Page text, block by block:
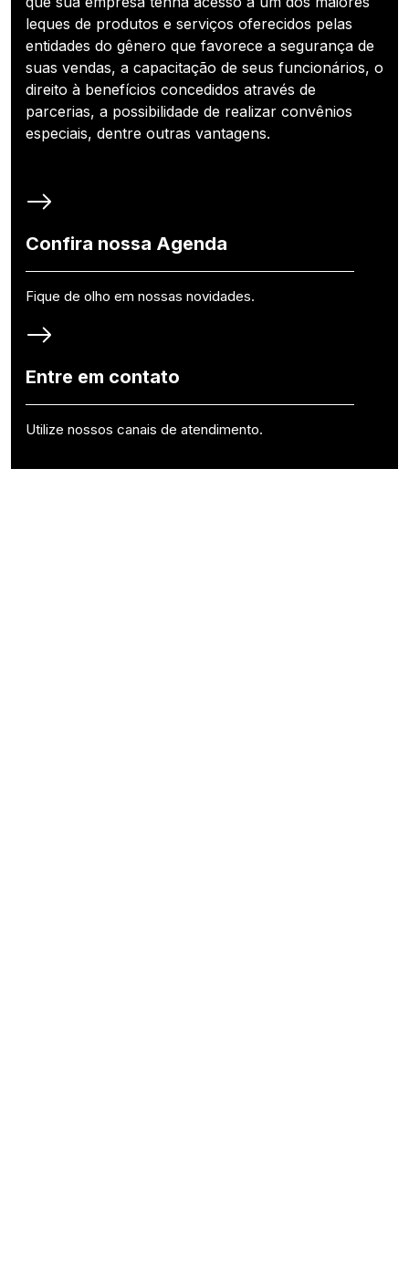
leques de produtos e serviços oferecidos pelas
entidades do gênero que favorece a segurança de
suas vendas, a capacitação de seus funcionários, o
direito à benefícios concedidos através de
parcerias, a possibilidade de realizar convênios
especiais, dentre outras vantagens.
Confira nossa Agenda
Fique de olho em nossas novidades.
Entre em contato
Utilize nossos canais de atendimento.